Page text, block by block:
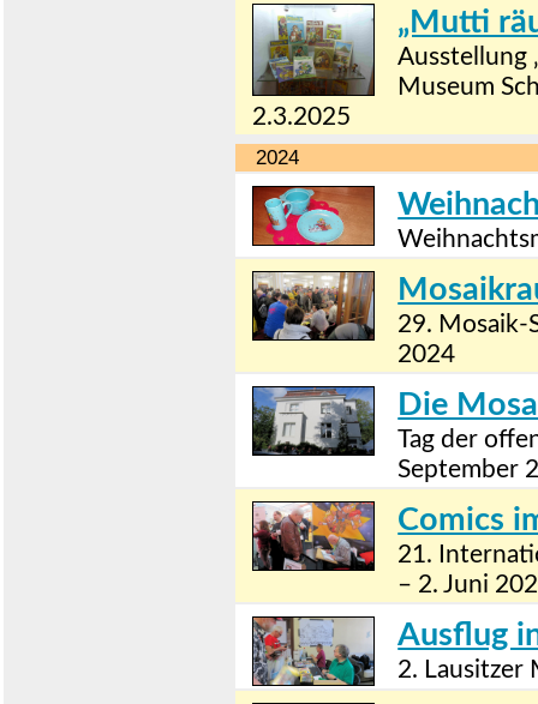
„Mutti
Ausstellung
Museum
2.3.2025
2024
29. Mosaik-
2024
Die
Tag der
September
Comics
21.
– 2. Juni
Ausflug
2. Lausitzer